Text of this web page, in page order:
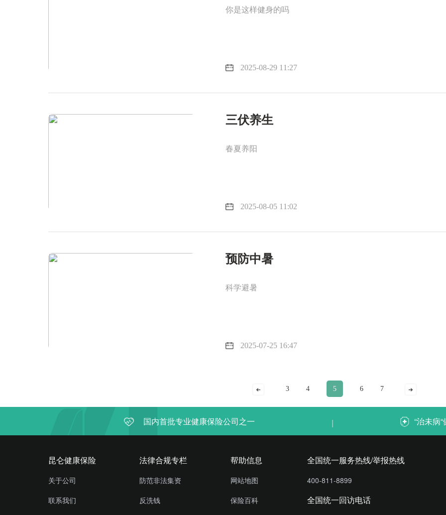
你是这样健身的吗
2025-08-29 11:27
三伏养生
春夏养阳
2025-08-05 11:02
预防中暑
科学避暑
2025-07-25 16:47
3 4 5 6 7
国内首批专业健康保险公司之一 | “治未病
昆仑健康保险
关于公司
联系我们
法律合规专栏
防范非法集资
反洗钱
帮助信息
网站地图
保险百科
全国统一服务热线/举报热线
400-811-8899
全国统一回访电话